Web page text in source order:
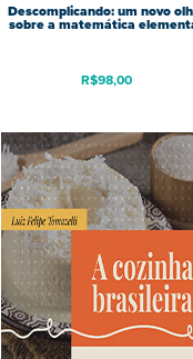
Descomplicando: um novo
sobre a matemática
R$98,00